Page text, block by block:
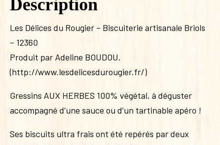
Description
Les Délices du Rougier – Biscuiterie artisanale Briols
– 12360
Produit par Adeline BOUDOU.
(http://www.lesdelicesdurougier.fr/)
Gressins AUX HERBES 100% végétal, à déguster
accompagné d’une sauce ou d’un tartinable apéro !
Ses biscuits ultra frais ont été repérés par deux